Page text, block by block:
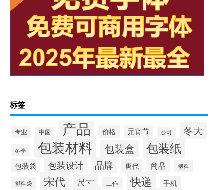
标签
专业 中国 产品 价格 元宵节 公司 冬天
冬季 包装材料 包装盒 包装纸
包装袋 包装设计 品牌 唐代 商品 塑料
塑料袋 宋代 尺寸 工作 快递 手机